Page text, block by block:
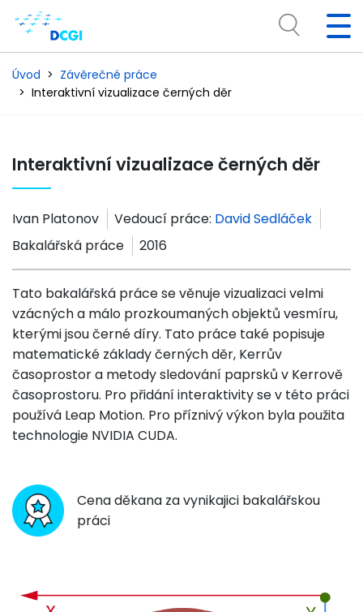
Úvod
Závěrečné práce
Interaktivní vizualizace černých děr
Interaktivní vizualizace černých děr
Ivan Platonov Vedoucí práce: David Sedláček
Bakalářská práce
2016
Tato bakalářská práce se věnuje vizualizaci velmi
vzácných a málo prozkoumaných objektů vesmíru,
kterými jsou černé díry. Tato práce také popisuje
matematické základy černých děr, Kerrův
časoprostor a metody sledování paprsků v Kerrově
časoprostoru. Pro přidání interaktivity se v této práci
používá Leap Motion. Pro příznivý výkon byla použita
technologie NVIDIA CUDA.
Cena děkana za vynikajici bakalářskou
práci